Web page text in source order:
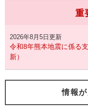
重
2026年8月5日更新
令和8年熊本地震に係る
新）
情報